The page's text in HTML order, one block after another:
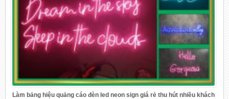
Làm bảng hiệu quảng cáo đèn led neon sign giá rẻ thu hút nhiều khách